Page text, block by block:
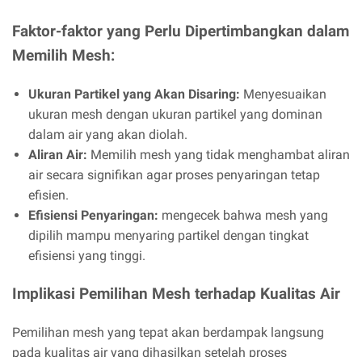
Faktor-faktor yang Perlu Dipertimbangkan dalam
Memilih Mesh:
Ukuran Partikel yang Akan Disaring: Menyesuaikan
ukuran mesh dengan ukuran partikel yang dominan
dalam air yang akan diolah.
Aliran Air: Memilih mesh yang tidak menghambat aliran
air secara signifikan agar proses penyaringan tetap
efisien.
Efisiensi Penyaringan: mengecek bahwa mesh yang
dipilih mampu menyaring partikel dengan tingkat
efisiensi yang tinggi.
Implikasi Pemilihan Mesh terhadap Kualitas Air
Pemilihan mesh yang tepat akan berdampak langsung
pada kualitas air yang dihasilkan setelah proses